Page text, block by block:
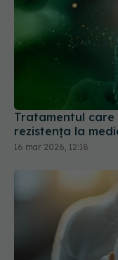
Tratamentul care
rezistența la
16 mar 2026, 12:18